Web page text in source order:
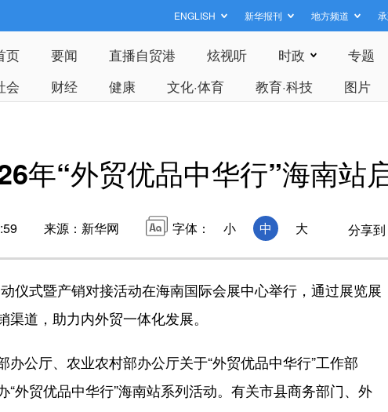
ENGLISH 新华报刊 地方频道
页 要闻 直播自贸港 炫视听 时政 专题
会
财经 健康 文化·体育 教育·科技 图片
年“外贸优品中华行”海南站
来源：新华网 字体： 小 中 大 分享到
式暨产销对接活动在海南国际会展中心举行，通过展览展
道，助力内外贸一体化发展。
公厅、农业农村部办公厅关于“外贸优品中华行”工作部
外贸优品中华行”海南站系列活动。有关市县商务部门、外